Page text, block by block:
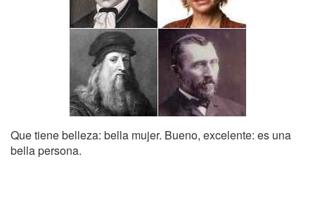
Que tiene belleza: bella mujer. Bueno, excelente: es una
bella persona.